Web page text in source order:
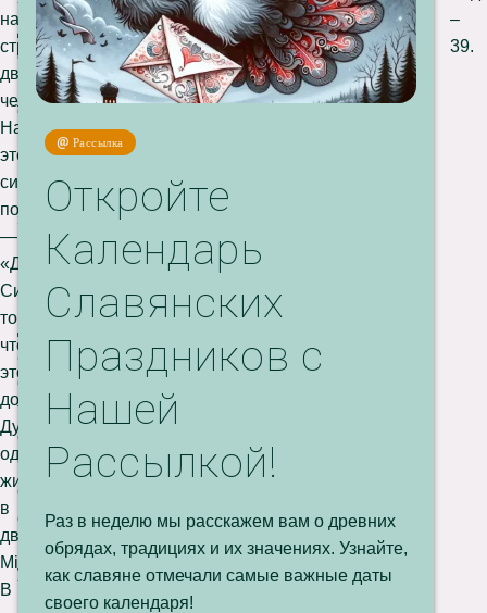
напоминает
странного
двухглового
человечка.
Название
этого
символа
понятно
—
«Домовик».
Символизирует
то,
что
этот
домашний
Дух
одновременно
живёт
в
двух
Мiрах.
В
Д
о
м
о
в
и
»
р
а
ё
т
с
в
о
е
м
у
Рассылка
Откройте
Календарь
Славянских
Праздников с
Нашей
Рассылкой!
Раз в неделю мы расскажем вам о древних
обрядах, традициях и их значениях. Узнайте,
как славяне отмечали самые важные даты
своего календаря!
–
39.